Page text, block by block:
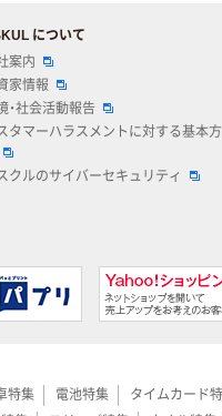
について
案内
家情報
・社会活動報告
タマーハラスメントに対する基本方
クルのサイバーセキュリティ
特集 電池特集 タイムカード